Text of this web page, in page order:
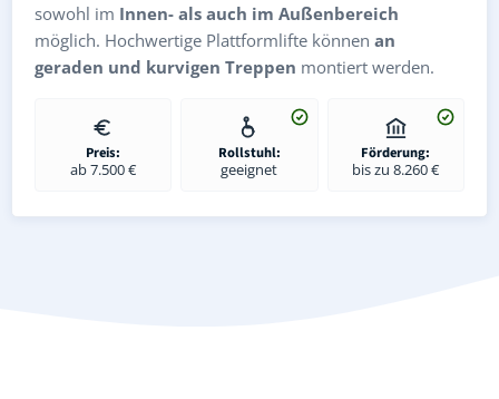
sowohl im Innen- als auch im Außenbereich
möglich. Hochwertige Plattformlifte können an
geraden und kurvigen Treppen montiert werden.
Preis:
ab 7.500 €
Rollstuhl:
geeignet
Förderung:
bis zu 8.260 €